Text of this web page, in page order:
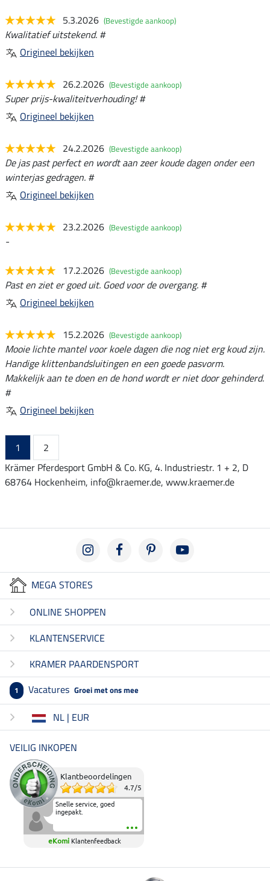
5.3.2026 (Bevestigde aankoop)
Kwalitatief uitstekend. #
Origineel bekijken
26.2.2026 (Bevestigde aankoop)
Super prijs-kwaliteitverhouding! #
Origineel bekijken
24.2.2026 (Bevestigde aankoop)
De jas past perfect en wordt aan zeer koude dagen onder een
winterjas gedragen. #
Origineel bekijken
23.2.2026 (Bevestigde aankoop)
-
17.2.2026 (Bevestigde aankoop)
Past en ziet er goed uit. Goed voor de overgang. #
Origineel bekijken
15.2.2026 (Bevestigde aankoop)
Mooie lichte mantel voor koele dagen die nog niet erg koud zijn.
Handige klittenbandsluitingen en een goede pasvorm.
Makkelijk aan te doen en de hond wordt er niet door gehinderd.
#
Origineel bekijken
1
2
Krämer Pferdesport GmbH & Co. KG, 4. Industriestr. 1 + 2, D
68764 Hockenheim, info@kraemer.de, www.kraemer.de
MEGA STORES
ONLINE SHOPPEN
KLANTENSERVICE
KRAMER PAARDENSPORT
1 Vacatures Groei met ons mee
NL | EUR
VEILIG INKOPEN
Klantbeoordelingen
4.7/5
Snelle service, goed
ingepakt.
eKomi Klantenfeedback